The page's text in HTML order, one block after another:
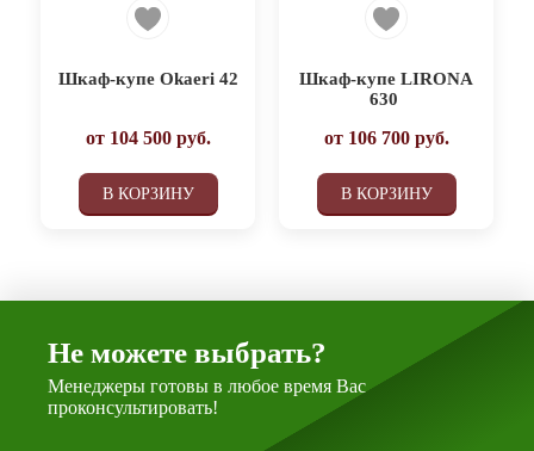
Шкаф-купе Okaeri 42
от 104 500руб.
В КОРЗИНУ
Шкаф-купе LIRONA
630
от 106 700руб.
В КОРЗИНУ
Не можете выбрать?
Менеджеры готовы в любое время Вас
проконсультировать!